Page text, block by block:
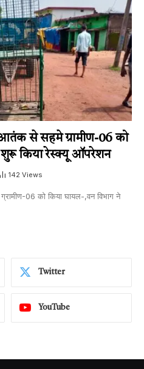
से सहमे ग्रामीण-06 को
शुरू किया रेस्क्यू ऑपरेशन
142 Views
06 को किया घायल-,वन विभाग ने
Twitter
YouTube